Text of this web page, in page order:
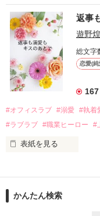
『責任をとる、結婚し
戸惑う美桜とは裏腹に
甘やかしてくる。
そんなある日、哲平は
遭っていることを知る
美桜を守るため、哲
夏木美桜(なつきみお)
鳴海哲平 (なるみてっ
2026.6.5～2026.7.25
おかしな噂を流され
桜は、海外で傷心旅行
い、酒の勢いもあり一
帰国後、美桜は新し
なんと彼の正体は、
れて起業した新進気鋭
――御影恭司その人だ
なぜか恭司から飼い
返事
遊野煌
総文字
恋愛(純
167
#オフィスラブ #溺愛 #執着
#ラブラブ #職業ヒーロー #
表紙を見る
ションの企画戦略室で
めた、同期で恋人の石
かんたん検索